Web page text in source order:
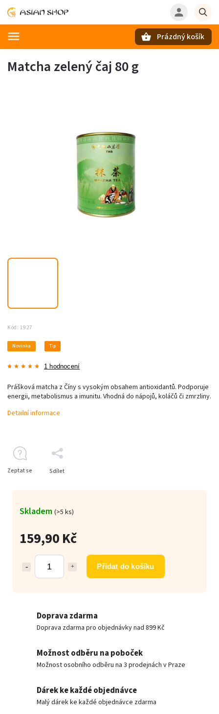
Prázdný košík
Matcha zelený čaj 80 g
Kód: 1927
Novinka Tip
1 hodnocení
159,90 Kč
Přidat do košíku
Skladem (>5 ks)
Prášková matcha z Číny s vysokým obsahem antioxidantů. Podporuje
energii, metabolismus a imunitu. Vhodná do nápojů, koláčů či zmrzliny.
Detailní informace
Zeptat se Sdílet
Doprava zdarma
Doprava zdarma pro objednávky nad 899 Kč
Možnost odběru na poboček
Možnost osobního odběru na 3 prodejnách v Praze
Dárek ke každé objednávce
Malý dárek ke každé objednávce zdarma